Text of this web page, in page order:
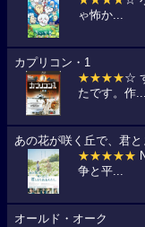
ゃ怖か...
カプリコン・1
★★★★☆
たです。作...
あの花が咲く丘で、君と
★★★★★
争と平...
オールド・オーク